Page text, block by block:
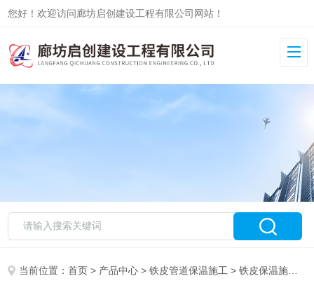
您好！欢迎访问廊坊启创建设工程有限公司网站！
当前位置：首页 > 产品中心 >铁皮管道保温施工 >铁皮保温施工队